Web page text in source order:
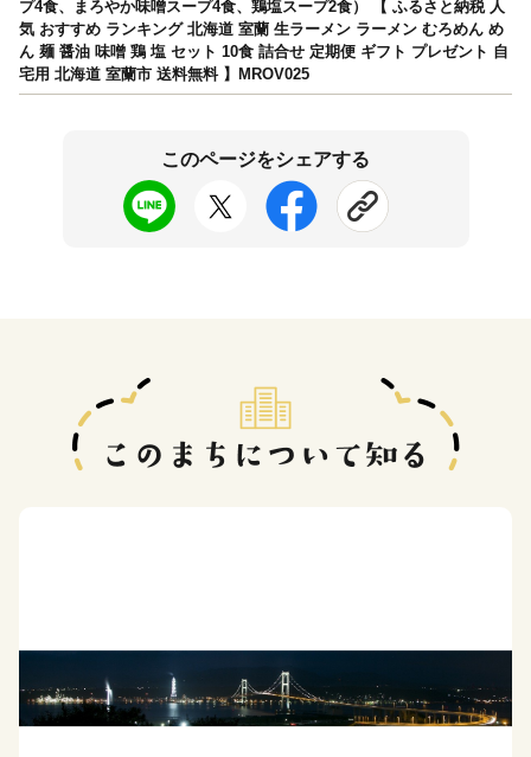
プ4食、まろやか味噌スープ4食、鶏塩スープ2食） 【 ふるさと納税 人
気 おすすめ ランキング 北海道 室蘭 生ラーメン ラーメン むろめん め
ん 麺 醤油 味噌 鶏 塩 セット 10食 詰合せ 定期便 ギフト プレゼント 自
宅用 北海道 室蘭市 送料無料 】MROV025
このページをシェアする